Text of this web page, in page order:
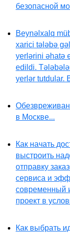
безопасной
Beynəlxalq
xarici tələbə
yerlərini əhatə
edildi.
yerlər tutdular.
в Москве...
Как начать
выстроить
отправку
сервиса и
современный
проект в
Как выбрать